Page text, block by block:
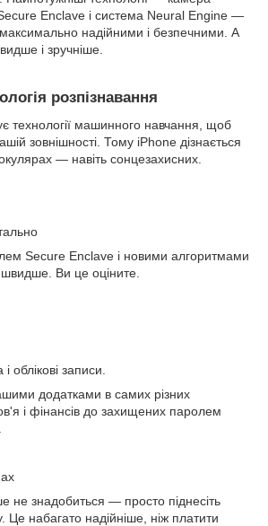
Enclave і система Neural Engine —
надійними і безпечними. А
і зручніше.
розпізнавання
технології машинного навчання, щоб
зовнішності. Тому iPhone дізнається
— навіть сонцезахисних.
Secure Enclave і новими алгоритмами
Ви це оціните.
облікові записи.
додатками в самих різних
і фінансів до захищених паролем
не знадобиться — просто піднесіть
Це набагато надійніше, ніж платити